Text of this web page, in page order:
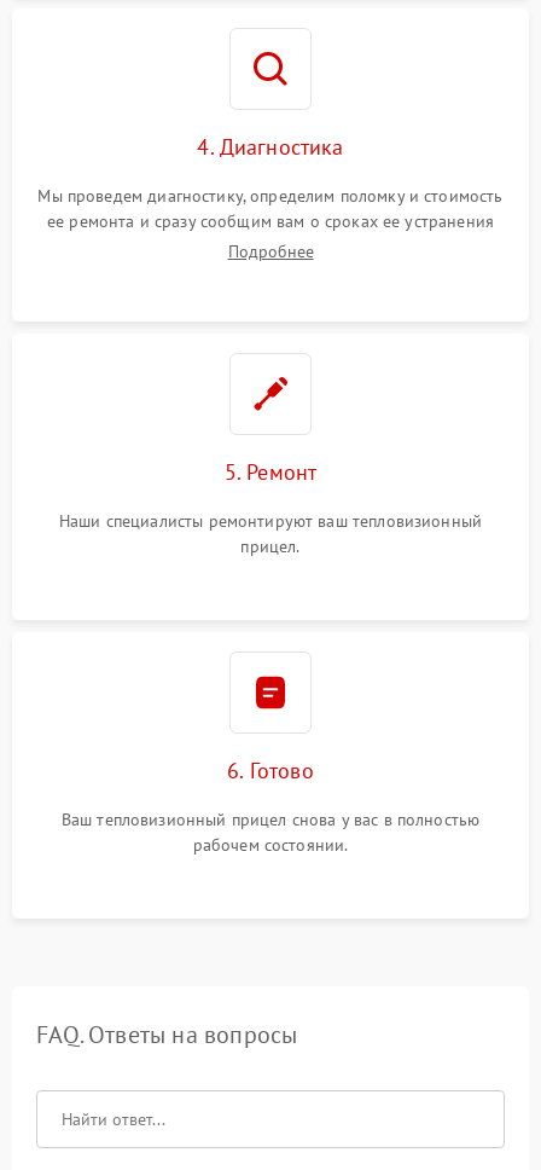
4. Диагностика
Мы проведем диагностику, определим поломку и стоимость
ее ремонта и сразу сообщим вам о сроках ее устранения
Подробнее
5. Ремонт
Наши специалисты ремонтируют ваш тепловизионный
прицел.
6. Готово
Ваш тепловизионный прицел снова у вас в полностью
рабочем состоянии.
FAQ. Ответы на вопросы